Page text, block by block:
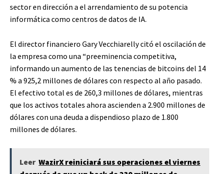
sector en dirección a el arrendamiento de su potencia
informática como centros de datos de IA.
El director financiero Gary Vecchiarelly citó el oscilación de
la empresa como una “preeminencia competitiva,
informando un aumento de las tenencias de bitcoins del 14
% a 925,2 millones de dólares con respecto al año pasado.
El efectivo total es de 260,3 millones de dólares, mientras
que los activos totales ahora ascienden a 2.900 millones de
dólares con una deuda a dispendioso plazo de 1.800
millones de dólares.
Leer WazirX reiniciará sus operaciones el viernes